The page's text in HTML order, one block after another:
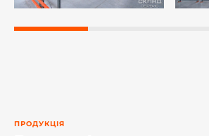
ПРОДУКЦІЯ